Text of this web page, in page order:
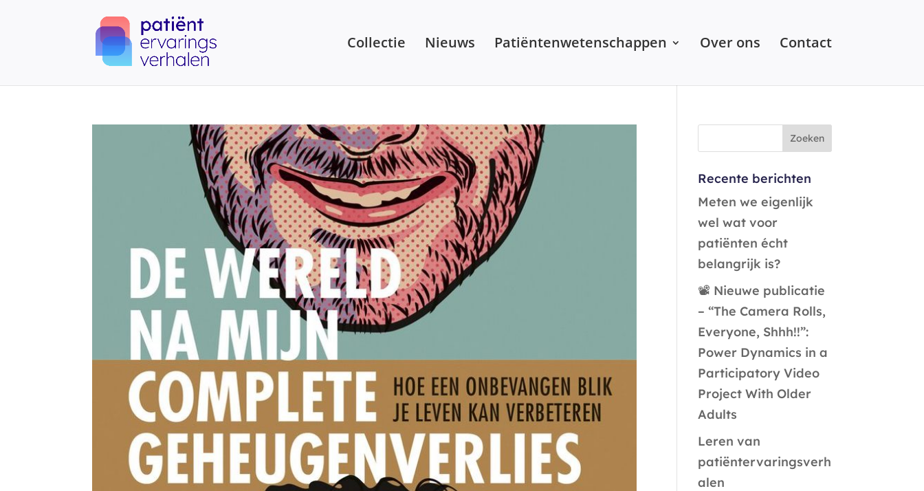
Collectie Nieuws Patiëntenwetenschappen Over ons Contact
Recente berichten
Meten we eigenlijk
wel wat voor
patiënten écht
belangrijk is?
📽️ Nieuwe publicatie
– “The Camera Rolls,
Everyone, Shhh!!”:
Power Dynamics in a
Participatory Video
Project With Older
Adults
Leren van
patiëntervaringsverh
alen